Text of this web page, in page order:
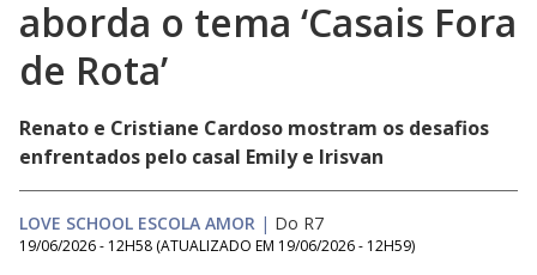
aborda o tema ‘Casais Fora
de Rota’
Renato e Cristiane Cardoso mostram os desafios
enfrentados pelo casal Emily e Irisvan
LOVE SCHOOL ESCOLA AMOR | Do R7
19/06/2026 - 12H58 (ATUALIZADO EM 19/06/2026 - 12H59)